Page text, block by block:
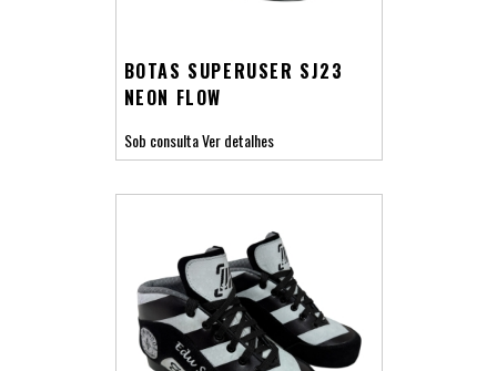
BOTAS SUPERUSER SJ23
NEON FLOW
Sob consultaVer detalhes